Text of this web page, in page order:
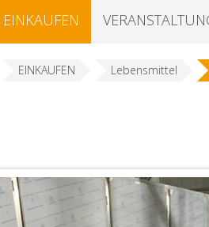
EINKAUFEN
EINKAUFEN Lebensmittel